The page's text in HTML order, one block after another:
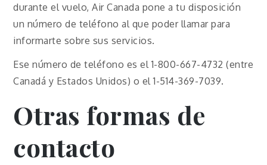
durante el vuelo, Air Canada pone a tu disposición
un número de teléfono al que poder llamar para
informarte sobre sus servicios.
Ese número de teléfono es el 1-800-667-4732 (entre
Canadá y Estados Unidos) o el 1-514-369-7039.
Otras formas de
contacto